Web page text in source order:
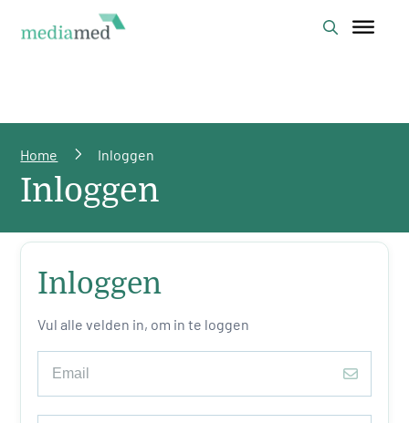
Home Inloggen
Inloggen
Inloggen
Vul alle velden in, om in te loggen